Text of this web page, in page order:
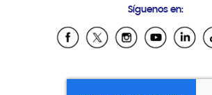
Samsung Ecuador
Samsung El Salvador
Samsung Honduras
Síguenos en: